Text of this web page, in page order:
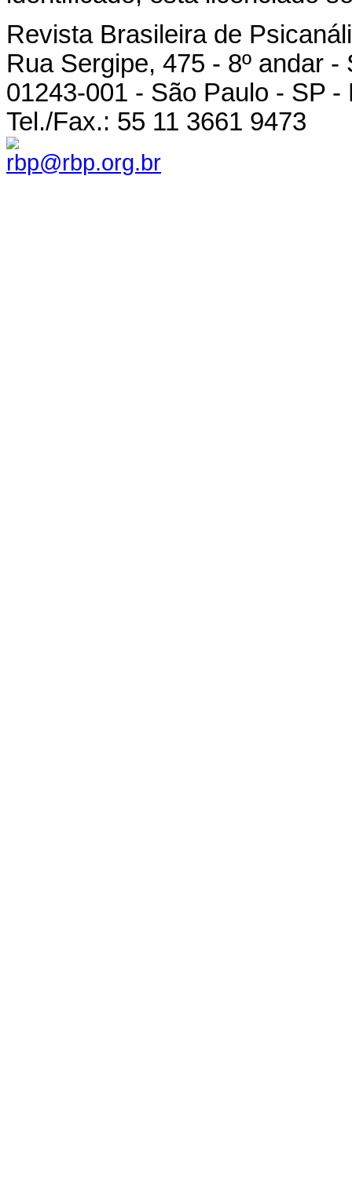
Revista Brasileira de
Rua Sergipe, 475 - 8º andar -
01243-001 - São Paulo - SP -
Tel./Fax.: 55 11 3661 9473
rbp@rbp.org.br